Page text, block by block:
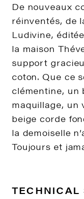
De nouveaux
réinventés, de
Ludivine,
la maison
support
coton. Que ce
clémentine, un
maquillage, un
beige corde
la demoiselle
Toujours et
TECHNICAL